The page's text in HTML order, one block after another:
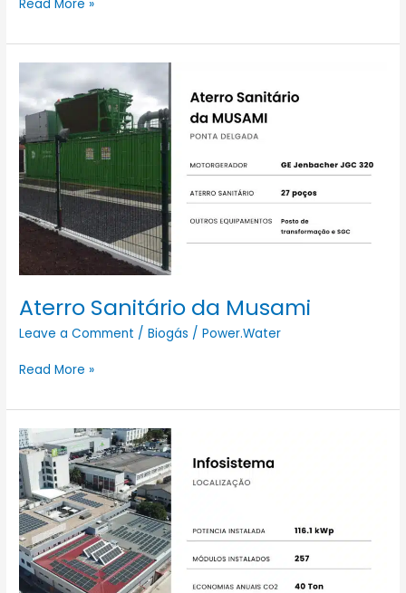
Read More »
Aterro Sanitário da Musami
Leave a Comment /Biogás /Power.Water
Sanitário
da
Musami
Read More »
Infosistema